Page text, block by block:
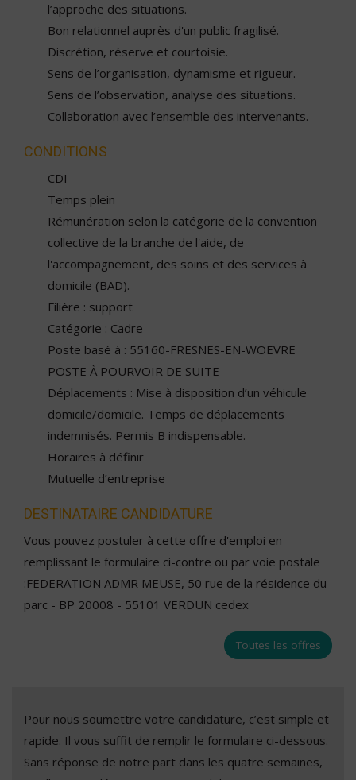
l’approche des situations.
Bon relationnel auprès d'un public fragilisé.
Discrétion, réserve et courtoisie.
Sens de l’organisation, dynamisme et rigueur.
Sens de l’observation, analyse des situations.
Collaboration avec l’ensemble des intervenants.
CONDITIONS
CDI
Temps plein
Rémunération selon la catégorie de la convention
collective de la branche de l'aide, de
l'accompagnement, des soins et des services à
domicile (BAD).
Filière : support
Catégorie : Cadre
Poste basé à : 55160-FRESNES-EN-WOEVRE
POSTE À POURVOIR DE SUITE
Déplacements : Mise à disposition d’un véhicule
domicile/domicile. Temps de déplacements
indemnisés. Permis B indispensable.
Horaires à définir
Mutuelle d’entreprise
DESTINATAIRE CANDIDATURE
Vous pouvez postuler à cette offre d'emploi en
remplissant le formulaire ci-contre ou par voie postale
:FEDERATION ADMR MEUSE, 50 rue de la résidence du
parc - BP 20008 - 55101 VERDUN cedex
Toutes les offres
Pour nous soumettre votre candidature, c’est simple et
rapide. Il vous suffit de remplir le formulaire ci-dessous.
Sans réponse de notre part dans les quatre semaines,